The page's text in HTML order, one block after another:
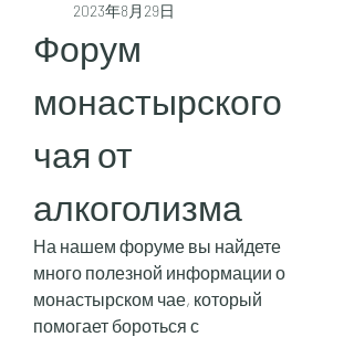
2023年8月29日
Форум
монастырского
чая от
алкоголизма
На нашем форуме вы найдете
много полезной информации о
монастырском чае, который
помогает бороться с